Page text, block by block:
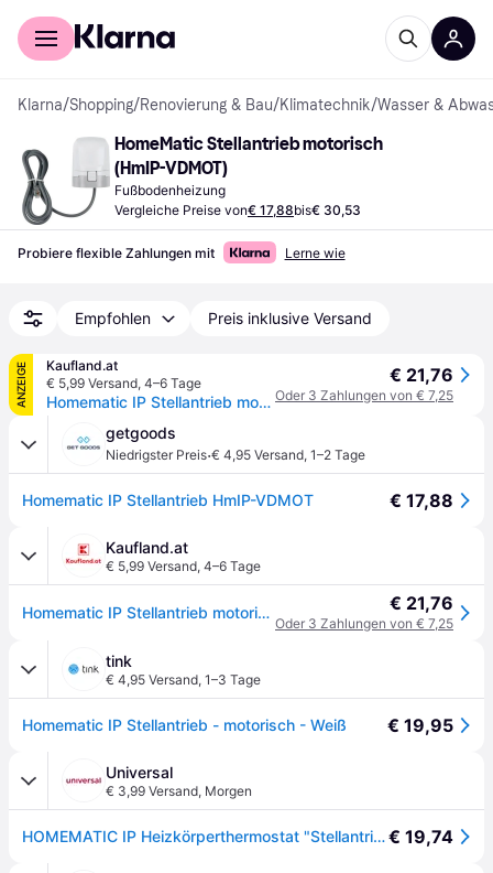
Für Shopper
Klarna/Shopping/Renovierung & Bau/Klimatechnik/Wasser &
HomeMatic Stellantrieb motorisch
(HmIP-VDMOT)
Fußbodenheizung
Vergleiche Preise von€ 17,88bis€ 30,53
Probiere flexible Zahlungen mit Lerne wie
Empfohlen Preis inklusive Versand
ANZEIGE
Kaufland.at
€ 5,99 Versand, 4–6 Tage
Homematic IP Stellantrieb motorisch 153309AO
€ 21,76
Oder 3 Zahlungen von € 7,25
getgoods
Niedrigster Preis·€ 4,95 Versand, 1–2 Tage
Homematic IP Stellantrieb HmIP-VDMOT € 17,88
Kaufland.at
€ 5,99 Versand, 4–6 Tage
Homematic IP Stellantrieb motorisch 153309AO € 21,76
Oder 3 Zahlungen von € 7,25
tink
€ 4,95 Versand, 1–3 Tage
Homematic IP Stellantrieb - motorisch - Weiß € 19,95
Universal
€ 3,99 Versand, Morgen
HOMEMATIC IP Heizkörperthermostat "Stellantrieb – motorisch (153309A0)", weiß, B:4,4cm T:5cm, Heizkörperthermostate, Heizkörperthermostat€ 19,74